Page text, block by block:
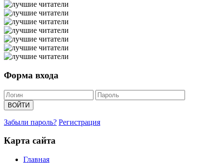
Форма входа
Забыли пароль? Регистрация
Карта сайта
Главная